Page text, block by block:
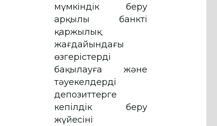
мүмкіндік беру
арқылы банктің
қаржылық
жағдайындағы
өзгерістерді
бақылауға және
тәуекелдерді
депозиттерге
кепілдік беру
жүйесінің